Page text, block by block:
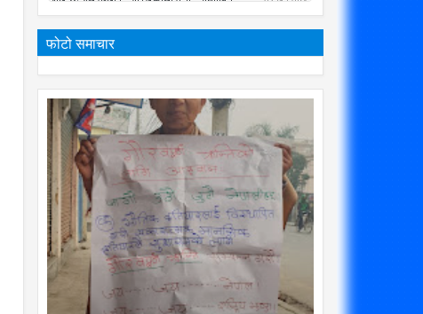
फोटो समाचार